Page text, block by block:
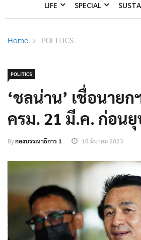
LIFE SPECIAL
Home POLITICS
POLITICS
‘ชลน่าน’ เชื่อนาย
ครม. 21 มี.ค. ก่อน
Byกองบรรณาธิการ 1 18 มีนาคม 2023